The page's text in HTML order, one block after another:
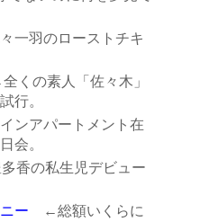
一羽のローストチキ
の素人「佐々木」
行。
ンアパートメント在
会。
香の私生児デビュー
ー ←総額いくらに